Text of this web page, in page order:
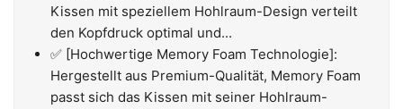
Kissen mit speziellem Hohlraum-Design verteilt
den Kopfdruck optimal und...
✅ [Hochwertige Memory Foam Technologie]:
Hergestellt aus Premium-Qualität, Memory Foam
passt sich das Kissen mit seiner Hohlraum-